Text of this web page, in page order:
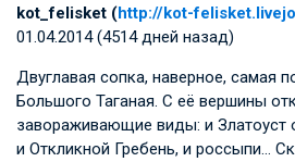
kot_felisket (http://kot-
01.04.2014 (4514 дней назад)
Двуглавая сопка, наверное, самая
Большого Таганая. С её вершины
завораживающие виды: и Златоуст
и Откликной Гребень, и россыпи…